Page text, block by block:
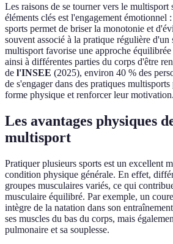
Les raisons de se tourner vers le multisport
éléments clés est l'engagement émotionnel
sports permet de briser la monotonie et
souvent associé à la pratique régulière
multisport favorise une approche
ainsi à différentes parties du corps d'être
de l'INSEE (2025), environ 40 % des
de s'engager dans des pratiques
forme physique et renforcer leur motivation.
Les avantages physiques
multisport
Pratiquer plusieurs sports est un excellent
condition physique générale. En effet,
groupes musculaires variés, ce qui
musculaire équilibré. Par exemple, un
intègre de la natation dans son
ses muscles du bas du corps, mais
pulmonaire et sa souplesse.